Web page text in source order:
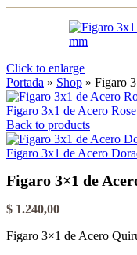
Click to enlarge
Portada » Shop » Figaro
Figaro 3x1 de Acero
Back to products
Figaro 3x1 de Acero
Figaro 3×1 de
$ 1.240,00
Figaro 3×1 de Acero